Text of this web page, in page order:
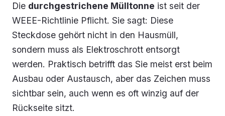
Die durchgestrichene Mülltonne ist seit der
WEEE-Richtlinie Pflicht. Sie sagt: Diese
Steckdose gehört nicht in den Hausmüll,
sondern muss als Elektroschrott entsorgt
werden. Praktisch betrifft das Sie meist erst beim
Ausbau oder Austausch, aber das Zeichen muss
sichtbar sein, auch wenn es oft winzig auf der
Rückseite sitzt.